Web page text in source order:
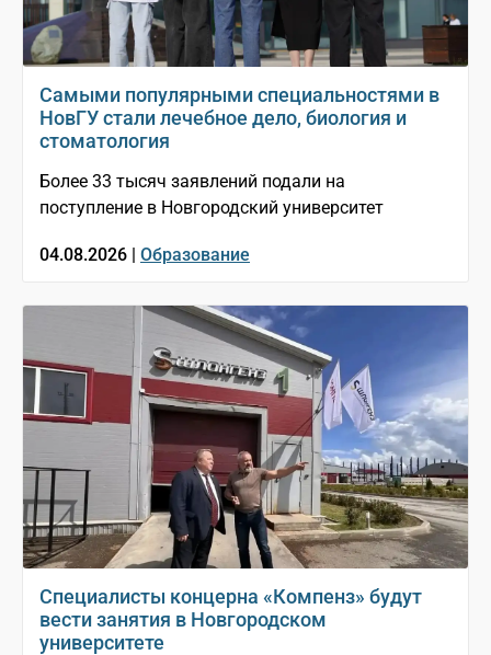
Самыми популярными специальностями в
НовГУ стали лечебное дело, биология и
стоматология
Более 33 тысяч заявлений подали на
поступление в Новгородский университет
04.08.2026 | Образование
Специалисты концерна «Компенз» будут
вести занятия в Новгородском
университете